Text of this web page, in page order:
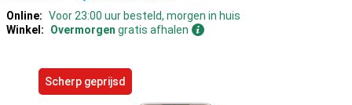
Online: Voor 23:00 uur besteld, morgen in huis
Winkel:
Overmorgen gratis afhalen
Scherp geprijsd